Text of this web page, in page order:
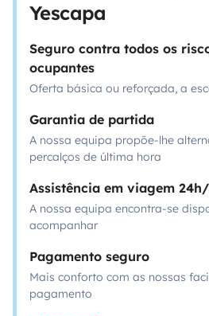
Yescapa
Seguro contra todos os
ocupantes
Oferta básica ou reforçada, a
Garantia de partida
A nossa equipa propõe-lhe
percalços de última hora
Assistência em viagem
A nossa equipa encontra-se
acompanhar
Pagamento seguro
Mais conforto com as nossas
pagamento